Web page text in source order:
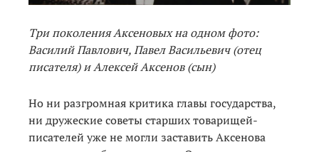
Три поколения Аксеновых на одном фото:
Василий Павлович, Павел Васильевич (отец
писателя) и Алексей Аксенов (сын)
Но ни разгромная критика главы государства,
ни дружеские советы старших товарищей-
писателей уже не могли заставить Аксенова